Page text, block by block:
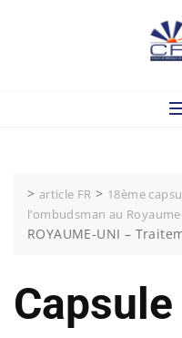
> article FR > 18ème
l’ombudsman au
ROYAUME-UNI –